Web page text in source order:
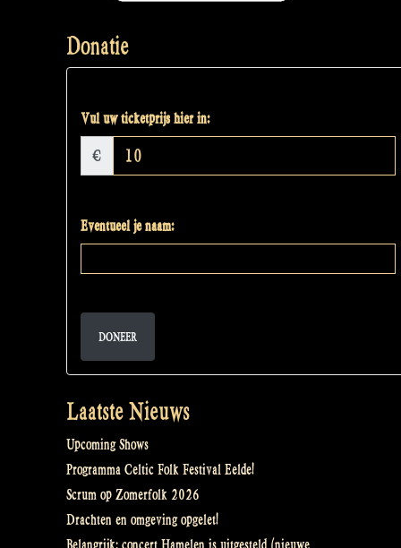
Donatie
Vul uw ticketprijs hier in:
€
Eventueel je naam:
DONEER
Laatste Nieuws
Upcoming Shows
Programma Celtic Folk Festival Eelde!
Scrum op Zomerfolk 2026
Drachten en omgeving opgelet!